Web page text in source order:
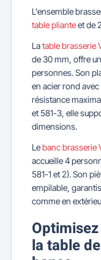
L'ensemble
table plianteet de
Latable brasserie
de 30 mm, offre
personnes. Son
en acier rond
résistance
et 581-3, elle
dimensions.
Lebanc brasserie
accueille 4
581-1 et 2). Son
empilable,
comme en
la table